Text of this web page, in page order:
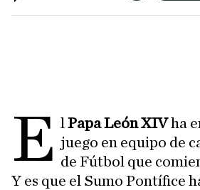
E lPapa León XIVha
juego en equipo de
de Fútbol que
Y es que el Sumo Pontífice